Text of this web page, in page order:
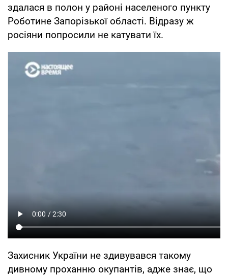
здалася в полон у районі населеного пункту
Роботине Запорізької області. Відразу ж
росіяни попросили не катувати їх.
Захисник України не здивувався такому
дивному проханню окупантів, адже знає, що